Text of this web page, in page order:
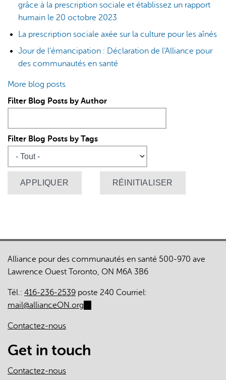
grâce à la prescription sociale et établissez un rapport
humain le 20 octobre 2023
La prescription sociale axée sur la culture pour les aînés
Jour de l’émancipation : Déclaration de l’Alliance pour
des communautés en santé
More blog posts
Filter Blog Posts by Author
Filter Blog Posts by Tags
Alliance pour des communautés en santé 500-970 ave
Lawrence Ouest Toronto, ON M6A 3B6
Tél.: 416-236-2539 poste 240 Courriel:
mail@allianceON.org
mail)
Contactez-nous
Get in touch
Contactez-nous